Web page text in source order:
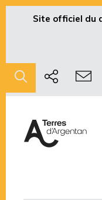
Site officiel du